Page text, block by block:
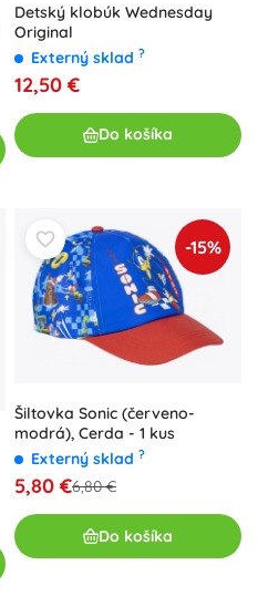
Detský klobúk Wednesday
Original
Externý sklad ?
12,50 €
Do košíka
-15%
Šiltovka Sonic (červeno-
modrá), Cerda - 1 kus
Externý sklad ?
5,80 €6,80 €
Do košíka